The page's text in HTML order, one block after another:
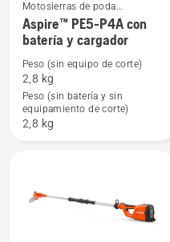
Ver
más
sobre
Aspire™
PE5-
P4A
cargador
Motosierras de poda
eléctricas y a batería
Aspire™ PE5-P4A con
batería y cargador
Peso (sin equipo de corte)
2,8 kg
Peso (sin batería y sin
equipamiento de corte)
2,8 kg